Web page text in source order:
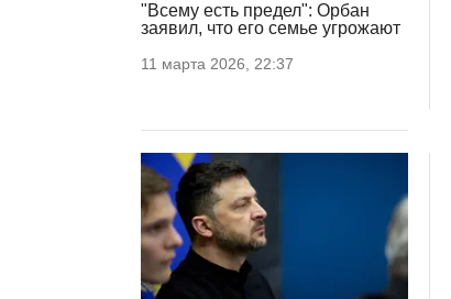
"Всему есть предел": Орбан
заявил, что его семье угрожают
11 марта 2026, 22:37